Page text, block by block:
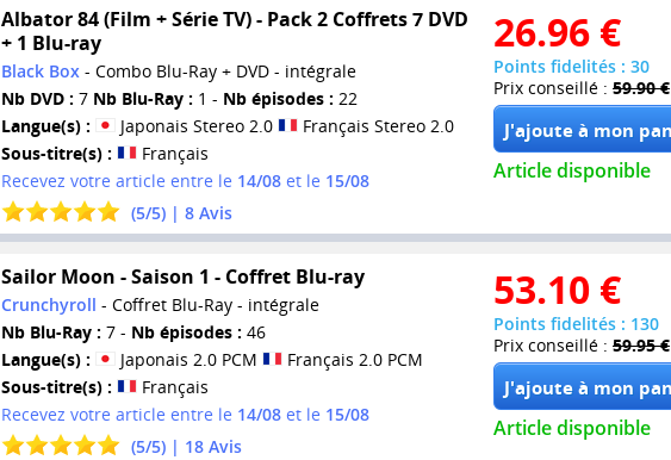
Albator 84 (Film + Série TV) - Pack 2 Coffrets 7 DVD
+ 1 Blu-ray
Black Box - Combo Blu-Ray + DVD - intégrale
Nb DVD : 7 Nb Blu-Ray : 1 - Nb épisodes : 22
Langue(s) :
Japonais Stereo 2.0
Français Stereo 2.0
Sous-titre(s) :
Français
Recevez votre article entre le 14/08et le 15/08
(5/5) | 8Avis
26.96 €
Points fidelités : 30
Prix conseillé : 59.90 €
Article disponible
Sailor Moon - Saison 1 - Coffret Blu-ray
Crunchyroll - Coffret Blu-Ray - intégrale
Nb Blu-Ray : 7 - Nb épisodes : 46
Langue(s) :
Japonais 2.0 PCM
Français 2.0 PCM
Sous-titre(s) :
Français
Recevez votre article entre le 14/08et le 15/08
(5/5) | 18Avis
53.10 €
Points fidelités : 130
Prix conseillé : 59.95 €
Article disponible